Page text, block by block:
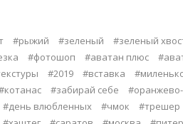
#рыжий #зеленый
#зеленый
#фотошоп #аватан плюс
#2019 #вставка
#забирай себе
#день влюбленных #чмок
#трешер